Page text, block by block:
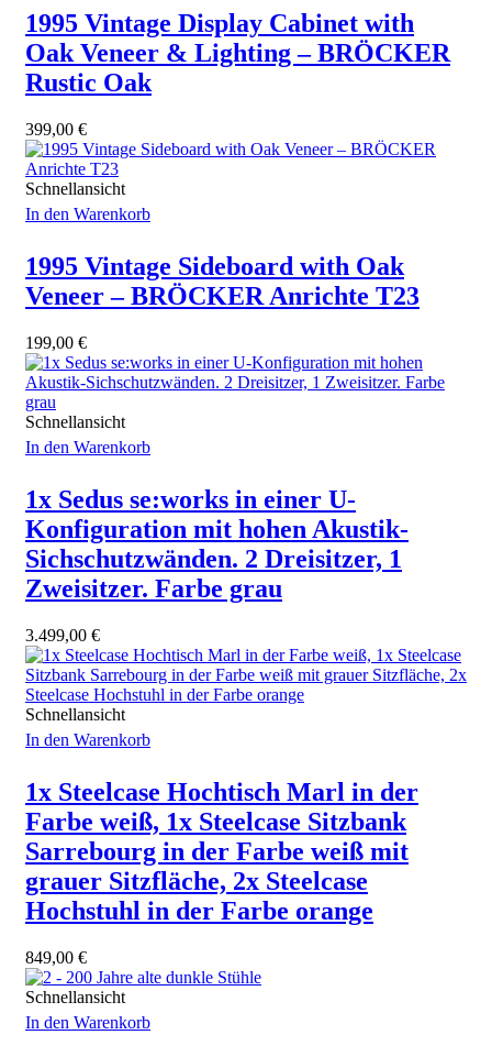
1995 Vintage Display Cabinet with
Oak Veneer & Lighting – BRÖCKER
Rustic Oak
399,00 €
Schnellansicht
In den Warenkorb
1995 Vintage Sideboard with Oak
Veneer – BRÖCKER Anrichte T23
199,00 €
Schnellansicht
In den Warenkorb
1x Sedus se:works in einer U-
Konfiguration mit hohen Akustik-
Sichschutzwänden. 2 Dreisitzer, 1
Zweisitzer. Farbe grau
3.499,00 €
Schnellansicht
In den Warenkorb
1x Steelcase Hochtisch Marl in der
Farbe weiß, 1x Steelcase Sitzbank
Sarrebourg in der Farbe weiß mit
grauer Sitzfläche, 2x Steelcase
Hochstuhl in der Farbe orange
849,00 €
Schnellansicht
In den Warenkorb